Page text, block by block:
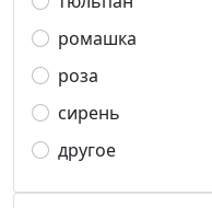
ромашка
роза
сирень
другое